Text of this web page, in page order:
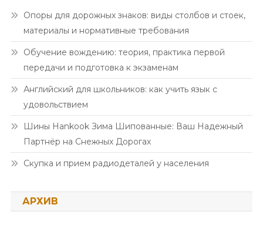
Опоры для дорожных знаков: виды столбов и стоек,
материалы и нормативные требования
Обучение вождению: теория, практика первой
передачи и подготовка к экзаменам
Английский для школьников: как учить язык с
удовольствием
Шины Hankook Зима Шипованные: Ваш Надежный
Партнёр на Снежных Дорогах
Скупка и прием радиодеталей у населения
АРХИВ